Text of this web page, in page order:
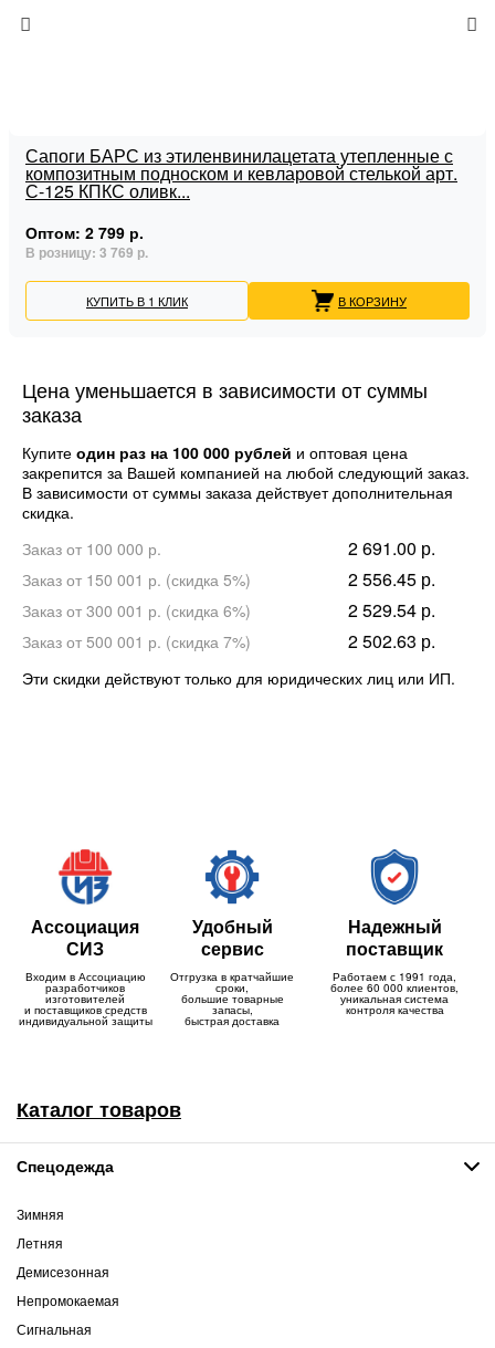
Сапоги БАРС из этиленвинилацетата утепленные с
композитным подноском и кевларовой стелькой арт.
С-125 КПКС оливк...
Оптом: 2 799 р.
В розницу: 3 769 р.
КУПИТЬ В 1 КЛИК В КОРЗИНУ
Цена уменьшается в зависимости от суммы
заказа
Купите один раз на 100 000 рублей и оптовая цена
закрепится за Вашей компанией на любой следующий заказ.
В зависимости от суммы заказа действует дополнительная
скидка.
Заказ от 100 000 р.
2 691.00 р.
Заказ от 150 001 р. (скидка 5%) 2 556.45 р.
Заказ от 300 001 р. (скидка 6%) 2 529.54 р.
Заказ от 500 001 р. (скидка 7%) 2 502.63 р.
Эти скидки действуют только для юридических лиц или ИП.
Ассоциация
СИЗ
Входим в Ассоциацию
разработчиков
изготовителей
и поставщиков средств
индивидуальной защиты
Удобный
сервис
Отгрузка в кратчайшие
сроки,
большие товарные
запасы,
быстрая доставка
Надежный
поставщик
Работаем с 1991 года,
более 60 000 клиентов,
уникальная система
контроля качества
Каталог товаров
Спецодежда
Зимняя
Летняя
Демисезонная
Непромокаемая
Сигнальная